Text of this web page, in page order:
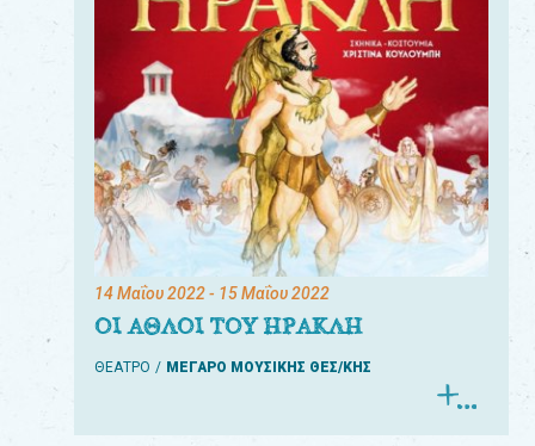
14 Μαΐου 2022- 15 Μαΐου 2022
ΟΙ ΑΘΛΟΙ ΤΟΥ ΗΡΑΚΛΗ
ΘΕΑΤΡΟ ΜΕΓΑΡΟ ΜΟΥΣΙΚΗΣ ΘΕΣ/ΚΗΣ